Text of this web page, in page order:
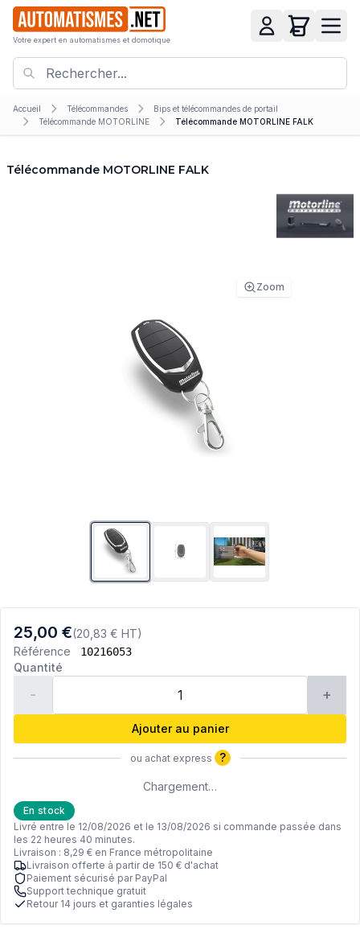
Votre expert en automatismes et domotique
Accueil Télécommandes
Bips et télécommandes de portail
Télécommande MOTORLINE
Télécommande MOTORLINE FALK
Télécommande MOTORLINE FALK
Zoom
25,00 €(20,83 € HT)
Référence
10216053
Quantité
- +
Ajouter au panier
ou achat express ?
Chargement…
En stock
Livré entre le 12/08/2026 et le 13/08/2026 si commande passée dans
les 22 heures 40 minutes.
Livraison : 8,29 € en France métropolitaine
Livraison offerte à partir de 150 € d'achat
Paiement sécurisé par PayPal
Support technique gratuit
Retour 14 jours et garanties légales